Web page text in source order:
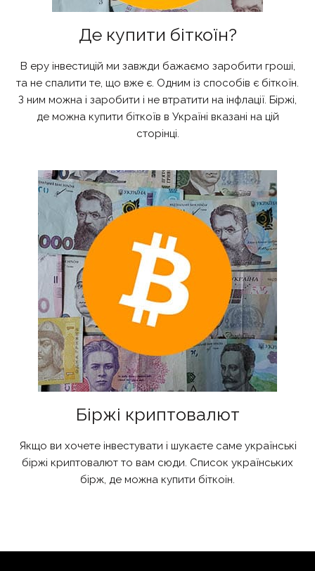
Де купити біткоїн?
В еру інвестицій ми завжди бажаємо заробити гроші,
та не спалити те, що вже є. Одним із способів є біткоїн.
З ним можна і заробити і не втратити на інфлації. Біржі,
де можна купити біткоїв в Україні вказані на цій
сторінці.
Біржі криптовалют
Якщо ви хочете інвестувати і шукаєте саме українські
біржі криптовалют то вам сюди. Список українських
бірж, де можна купити біткоін.